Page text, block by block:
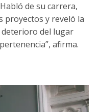
de su carrera,
proyectos y reveló la
del lugar
afirma.